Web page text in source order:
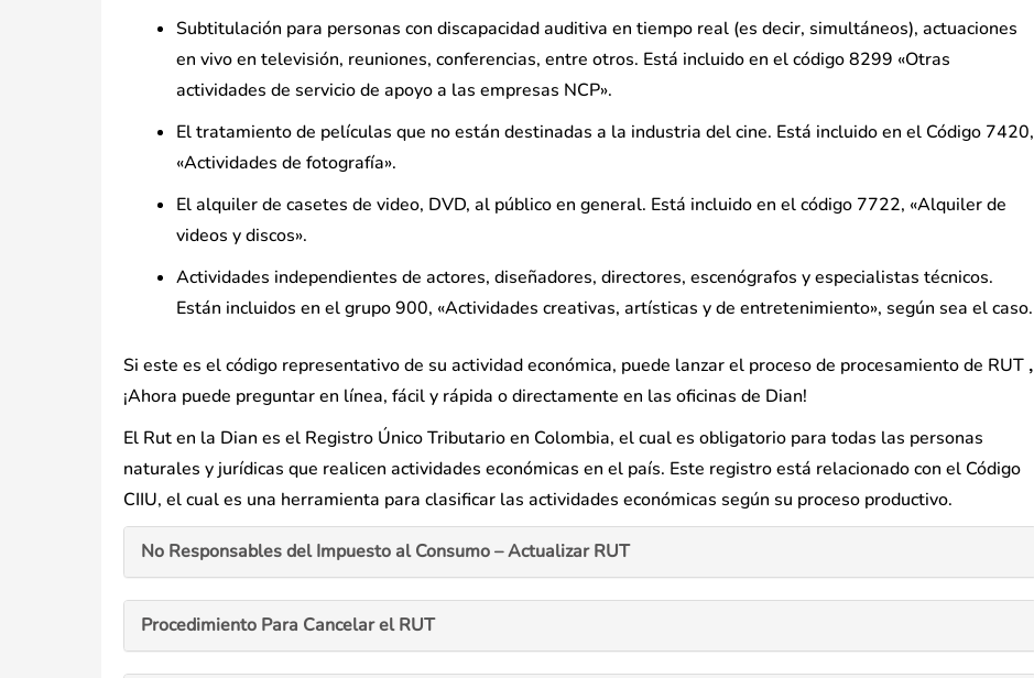
Subtitulación para personas con discapacidad auditiva en tiempo real (es decir, simultáneos), actuaciones
en vivo en televisión, reuniones, conferencias, entre otros. Está incluido en el código 8299 «Otras
actividades de servicio de apoyo a las empresas NCP».
El tratamiento de películas que no están destinadas a la industria del cine. Está incluido en el Código 7420,
«Actividades de fotografía».
El alquiler de casetes de video, DVD, al público en general. Está incluido en el código 7722, «Alquiler de
videos y discos».
Actividades independientes de actores, diseñadores, directores, escenógrafos y especialistas técnicos.
Están incluidos en el grupo 900, «Actividades creativas, artísticas y de entretenimiento», según sea el caso.
Si este es el código representativo de su actividad económica, puede lanzar el proceso de procesamiento de RUT ,
¡Ahora puede preguntar en línea, fácil y rápida o directamente en las oficinas de Dian!
El Rut en la Dian es el Registro Único Tributario en Colombia, el cual es obligatorio para todas las personas
naturales y jurídicas que realicen actividades económicas en el país. Este registro está relacionado con el Código
CIIU, el cual es una herramienta para clasificar las actividades económicas según su proceso productivo.
No Responsables del Impuesto al Consumo – Actualizar RUT
Procedimiento Para Cancelar el RUT